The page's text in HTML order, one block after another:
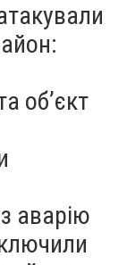
об’єкт
аварію